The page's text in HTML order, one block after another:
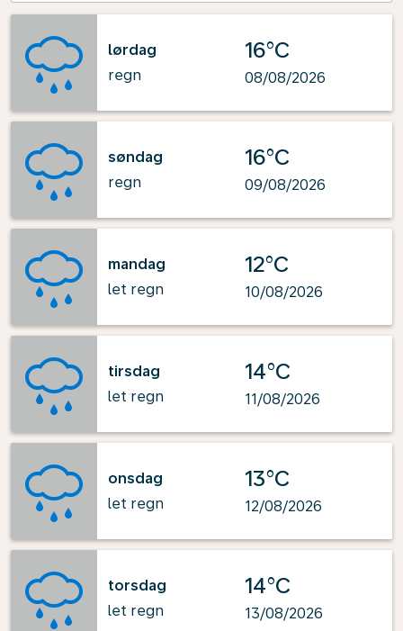
lørdag
regn
16°C
08/08/2026
søndag
regn
16°C
09/08/2026
mandag
let regn
12°C
10/08/2026
tirsdag
let regn
14°C
11/08/2026
onsdag
let regn
13°C
12/08/2026
torsdag
let regn
14°C
13/08/2026